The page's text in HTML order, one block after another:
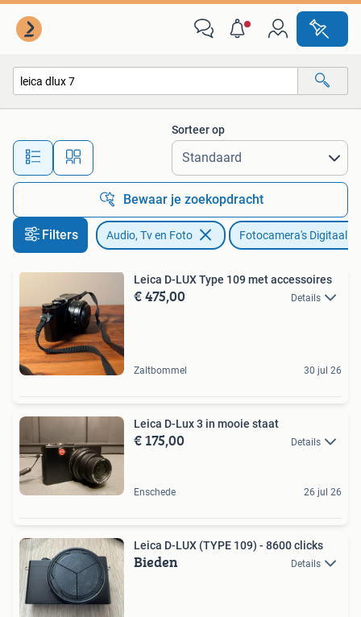
Alle afstanden…
Sorteer op
Bewaar je zoekopdracht
Filters Audio, Tv en Foto Fotocamera's Digitaal
Leica D-LUX Type 109 met accessoires
€ 475,00 Details
Zaltbommel 30 jul 26
Leica D-Lux 3 in mooie staat
€ 175,00 Details
Enschede 26 jul 26
Leica D-LUX (TYPE 109) - 8600 clicks
Bieden Details